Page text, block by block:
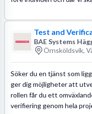
Test and
BAE Systems
Örnsköldsvik,
Söker du en tjänst som
ger dig möjligheter att
rollen får du ett
verifiering genom hela